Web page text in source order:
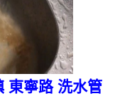
東寧路 洗水管